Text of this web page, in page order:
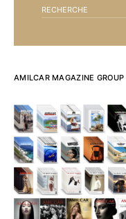
AMILCAR MAGAZINE